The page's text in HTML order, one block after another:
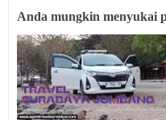
Anda mungkin menyukai